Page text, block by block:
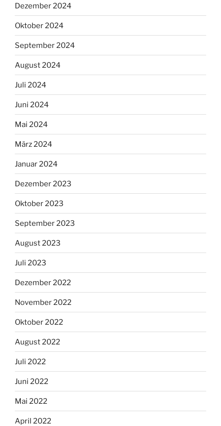
Dezember 2024
Oktober 2024
September 2024
August 2024
Juli 2024
Juni 2024
Mai 2024
März 2024
Januar 2024
Dezember 2023
Oktober 2023
September 2023
August 2023
Juli 2023
Dezember 2022
November 2022
Oktober 2022
August 2022
Juli 2022
Juni 2022
Mai 2022
April 2022